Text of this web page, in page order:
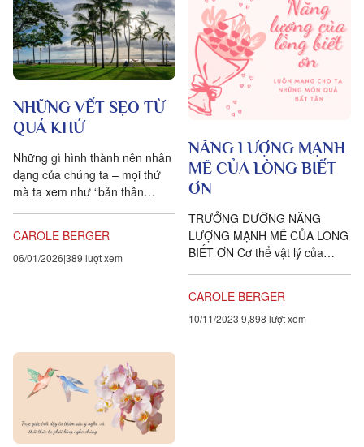
NHỮNG VẾT SẸO TỪ
QUÁ KHỨ
Những gì hình thành nên nhân
dạng của chúng ta – mọi thứ
mà ta xem như “bản thân
CAROLE BERGER
06/01/2026 389 lượt xem
NĂNG LƯỢNG MẠNH
MẼ CỦA LÒNG BIẾT
ƠN
TRƯỞNG DƯỠNG NĂNG
LƯỢNG MẠNH MẼ CỦA LÒNG
BIẾT ƠN Cơ thể vật lý của
năng...
CAROLE BERGER
10/11/2023 9,898 lượt xem